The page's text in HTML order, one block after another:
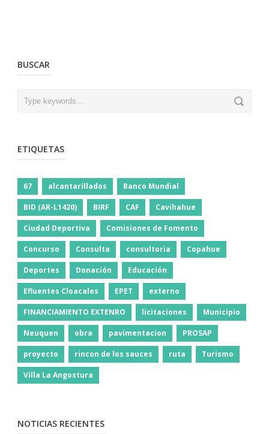
BUSCAR
ETIQUETAS
67 alcantarillados Banco Mundial
BID (AR-L1420) BIRF CAF Cavihahue
Ciudad Deportiva Comisiones de Fomento
Concurso Consulta consultoria Copahue
Deportes Donación Educación
Efluentes Cloacales EPET externo
FINANCIAMIENTO EXTENRO licitaciones Municipio
Neuquen obra pavimentacion PROSAP
proyecto rincon de los sauces ruta Turismo
Villa La Angostura
NOTICIAS RECIENTES